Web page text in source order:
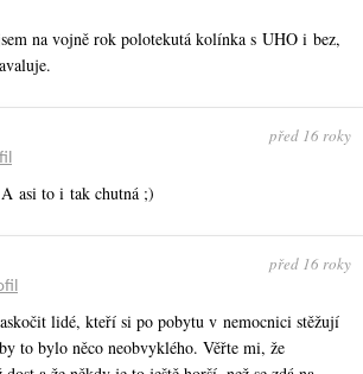
na vojně rok polotekutá kolínka s UHO i bez,
před 16 roky
asi to i tak chutná ;)
před 16 roky
lidé, kteří si po pobytu v nemocnici stěžují
to bylo něco neobvyklého. Věřte mi, že